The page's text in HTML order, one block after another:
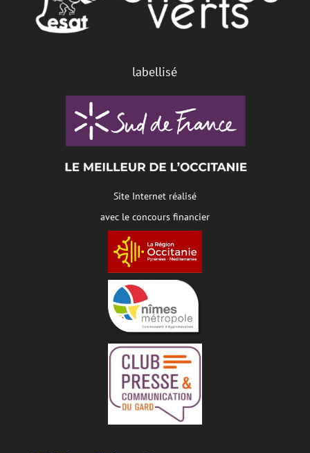
labellisé
Site Internet réalisé
avec le concours financier